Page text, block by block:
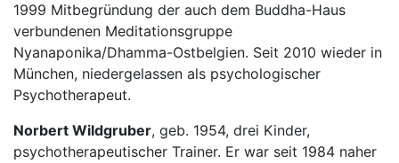
1999 Mitbegründung der auch dem Buddha-Haus
verbundenen Meditationsgruppe
Nyanaponika/Dhamma-Ostbelgien. Seit 2010 wieder in
München, niedergelassen als psychologischer
Psychotherapeut.
Norbert Wildgruber, geb. 1954, drei Kinder,
psychotherapeutischer Trainer. Er war seit 1984 naher